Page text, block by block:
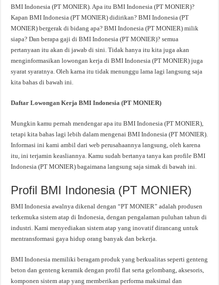
BMI Indonesia (PT MONIER). Apa itu BMI Indonesia (PT MONIER)?
Kapan BMI Indonesia (PT MONIER) didirikan? BMI Indonesia (PT
MONIER) bergerak di bidang apa? BMI Indonesia (PT MONIER) milik
siapa? Dan berapa gaji di BMI Indonesia (PT MONIER)? semua
pertanyaan itu akan di jawab di sini. Tidak hanya itu kita juga akan
menginformasikan lowongan kerja di BMI Indonesia (PT MONIER) juga
syarat syaratnya. Oleh karna itu tidak menunggu lama lagi langsung saja
kita bahas di bawah ini.
Daftar Lowongan Kerja BMI Indonesia (PT MONIER)
Mungkin kamu pernah mendengar apa itu BMI Indonesia (PT MONIER),
tetapi kita bahas lagi lebih dalam mengenai BMI Indonesia (PT MONIER).
Informasi ini kami ambil dari web perusahaannya langsung, oleh karena
itu, ini terjamin keasliannya. Kamu sudah bertanya tanya kan profile BMI
Indonesia (PT MONIER) bagaimana langsung saja simak di bawah ini.
Profil BMI Indonesia (PT MONIER)
BMI Indonesia awalnya dikenal dengan “PT MONIER” adalah produsen
terkemuka sistem atap di Indonesia, dengan pengalaman puluhan tahun di
industri. Kami menyediakan sistem atap yang inovatif dirancang untuk
mentransformasi gaya hidup orang banyak dan bekerja.
BMI Indonesia memiliki beragam produk yang berkualitas seperti genteng
beton dan genteng keramik dengan profil flat serta gelombang, aksesoris,
komponen sistem atap yang memberikan performa maksimal dan